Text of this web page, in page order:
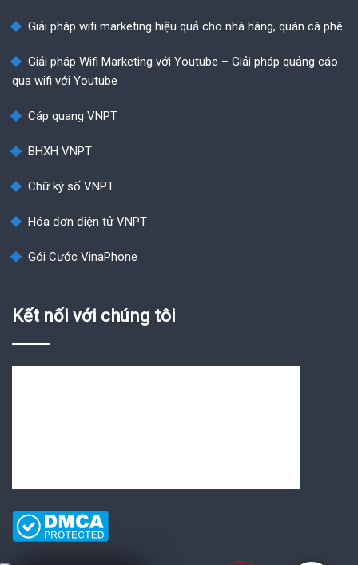
Giải pháp wifi marketing hiệu quả cho nhà hàng, quán cà phê
Giải pháp Wifi Marketing với Youtube – Giải pháp quảng cáo
qua wifi với Youtube
Cáp quang VNPT
BHXH VNPT
Chữ ký số VNPT
Hóa đơn điện tử VNPT
Gói Cước VinaPhone
Kết nối với chúng tôi